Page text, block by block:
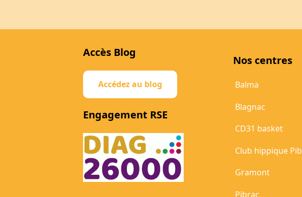
Accès Blog
Accédez au blog
Engagement RSE
Nos centres
Balma
Blagnac
CD31 basket
Club hippique
Gramont
Pibrac